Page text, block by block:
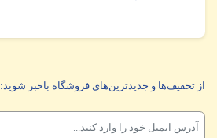
از تخفیف‌ها و جدیدترین‌های فروشگاه باخبر شوید: